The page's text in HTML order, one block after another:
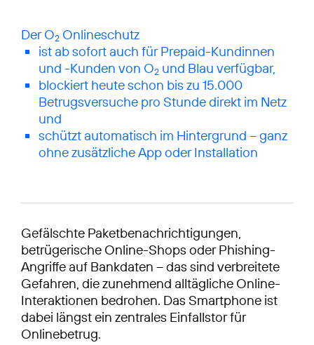
Der O2
ist ab sofort auch für Prepaid-Kundinnen
und -Kunden von O2 und Blau verfügbar,
blockiert heute schon bis zu 15.000
Betrugsversuche pro Stunde direkt im Netz
und
schützt automatisch im Hintergrund – ganz
ohne zusätzliche App oder Installation
Gefälschte Paketbenachrichtigungen,
betrügerische Online-Shops oder Phishing-
Angriffe auf Bankdaten – das sind verbreitete
Gefahren, die zunehmend alltägliche Online-
Interaktionen bedrohen. Das Smartphone ist
dabei längst ein zentrales Einfallstor für
Onlinebetrug.